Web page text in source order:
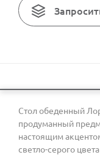
Стол обеденный
продуманный
настоящим
светло-серого